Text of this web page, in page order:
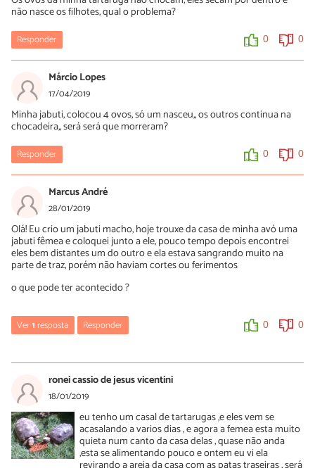
não nasce os filhotes, qual o problema?
Responder 0 0
Márcio Lopes
17/04/2019
Minha jabuti, colocou 4 ovos, só um nasceu,, os outros continua na
chocadeira,, será será que morreram?
Responder 0 0
Marcus André
28/01/2019
Olá! Eu crio um jabuti macho, hoje trouxe da casa de minha avó uma
jabuti fêmea e coloquei junto a ele, pouco tempo depois encontrei
eles bem distantes um do outro e ela estava sangrando muito na
parte de traz, porém não haviam cortes ou ferimentos
o que pode ter acontecido ?
Ver1resposta Responder 0 0
28/01/2019
Oi Marcus! Sem ver o sue pet não conseguimos dar nenhum
diagnóstico. O mais indicado é buscar ajuda de um médico
veterinário de confiança o quanto antes.
A equipe do PeritoAnimal deseja rápidas melhoras!
ronei cassio de jesus vicentini
18/01/2019
eu tenho um casal de tartarugas ,e eles vem se
acasalando a varios dias , e agora a femea esta muito
quieta num canto da casa delas , quase não anda
,esta se alimentando pouco e ontem eu vi ela